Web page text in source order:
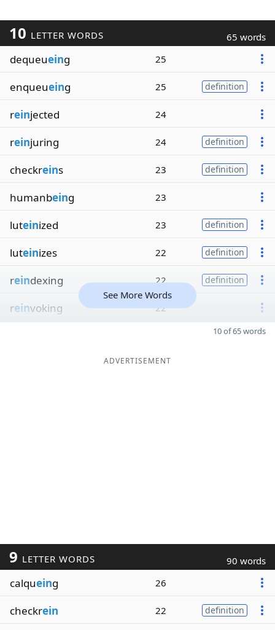
10 LETTER WORDS 65 words
dequeueing 25
enqueueing 25 definition
reinjected 24
reinjuring 24 definition
checkreins 23 definition
humanbeing 23
luteinized 23 definition
luteinizes 22 definition
reindexing 22 definition
reinvoking 22
See More Words
10 of 65 words
ADVERTISEMENT
9 LETTER WORDS 90 words
calqueing 26
checkrein 22 definition